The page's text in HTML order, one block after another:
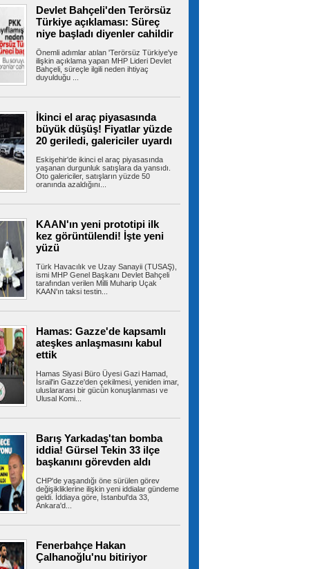
Türkiye, Suudi Arabistan ve
Pakistan üçlü savunma anlaşması imzaladı
Cumhurbaşkanı Erdoğan, çalışma ziyareti
kapsamında gittiği Suudi Arabistan'da...
Kartal’da park halindeki minibüs
KARTAL’da park halindeki minibüste henüz
bilinmeyen bir nedenle yangın çıktı....
Meteorolojiden kritik uyarı!
İstanbul dahil 31 ile gök gürültülü sağanak
Meteoroloji Genel Müdürlüğünden alınan son
değerlendirmelere göre, yurt...
Bahçelievler’de 100 çocuğa
bisiklet dağıtım töreni
Bahçelievler Belediyesince çocukları sağlıklı
yaşama teşvik etmek amacıyla...
Bağcılar’da iş yerine uyuşturucu
operasyonu: 1 kilo 740 gram esrar ele
geçirildi
İstanbul Bağcılar’da uyuşturucu madde ticareti
yapıldığı belirlenen bir iş...
Çatalca'da eğitim uçağı sert iniş
yaptı: Öğrenci pilot yaralı
Çatalca Hazarfen Havalimanı'nda eğitim uçuşu
sırasında sert iniş yapan uçakta...
güvenlik görevlisi istihdam edilecek
Yeni eğitim yılında okul güvenliğinin
sağlanması için İçişleri Bakanlığı, Milli...
Devlet Bahçeli'den Terörsüz
Türkiye açıklaması: Süreç
niye başladı diyenler cahildir
Önemli adımlar atılan 'Terörsüz Türkiye'ye
ilişkin açıklama yapan MHP Lideri Devlet
Bahçeli, süreçle ilgili neden ihtiyaç
duyulduğu ...
İkinci el araç piyasasında
büyük düşüş! Fiyatlar yüzde
20 geriledi, galericiler uyardı
Eskişehir'de ikinci el araç piyasasında
yaşanan durgunluk satışlara da yansıdı.
Oto galericiler, satışların yüzde 50
oranında azaldığını...
KAAN'ın yeni prototipi ilk
kez görüntülendi! İşte yeni
yüzü
Türk Havacılık ve Uzay Sanayii (TUSAŞ),
ismi MHP Genel Başkanı Devlet Bahçeli
tarafından verilen Milli Muharip Uçak
KAAN'ın taksi testin...
Hamas: Gazze'de kapsamlı
ateşkes anlaşmasını kabul
ettik
Hamas Siyasi Büro Üyesi Gazi Hamad,
İsrail'in Gazze'den çekilmesi, yeniden imar,
uluslararası bir gücün konuşlanması ve
Ulusal Komi...
Barış Yarkadaş'tan bomba
iddia! Gürsel Tekin 33 ilçe
başkanını görevden aldı
CHP'de yaşandığı öne sürülen görev
değişikliklerine ilişkin yeni iddialar gündeme
geldi. İddiaya göre, İstanbul'da 33,
Ankara'd...
Fenerbahçe Hakan
Çalhanoğlu'nu bitiriyor